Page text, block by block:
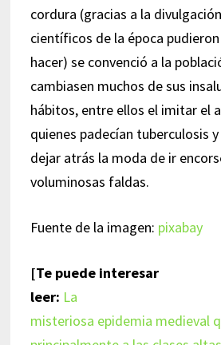
cordura (gracias a la
científicos de la época pudieron
hacer) se convenció a la
cambiasen muchos de sus
hábitos, entre ellos el imitar el
quienes padecían tuberculosis y
dejar atrás la moda de ir
voluminosas faldas.
Fuente de la imagen: pixabay
[Te puede interesar
leer: La
misteriosa epidemia medieval